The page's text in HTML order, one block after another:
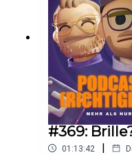
#369:
01:13:42 |